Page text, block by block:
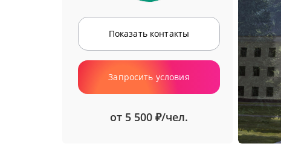
Показать контакты
Запросить условия
от 5 500 ₽/чел.